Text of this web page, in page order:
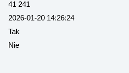
41 241
2026-01-20 14:26:24
Tak
Nie